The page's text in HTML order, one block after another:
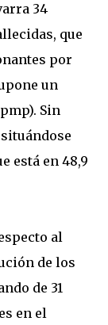
34
que
por
un
Sin
está en 48,9
al
de los
de 31
en el